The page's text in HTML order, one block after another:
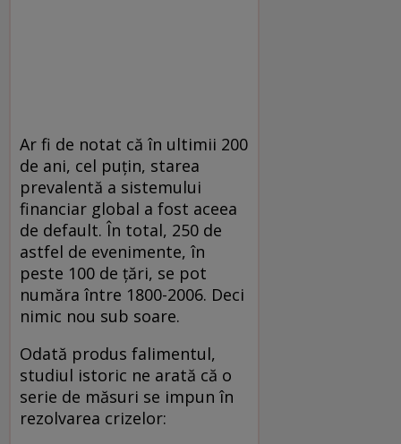
Ar fi de notat că în ultimii 200
de ani, cel puţin, starea
prevalentă a sistemului
financiar global a fost aceea
de default. În total, 250 de
astfel de evenimente, în
peste 100 de ţări, se pot
număra între 1800-2006. Deci
nimic nou sub soare.
Odată produs falimentul,
studiul istoric ne arată că o
serie de măsuri se impun în
rezolvarea crizelor: